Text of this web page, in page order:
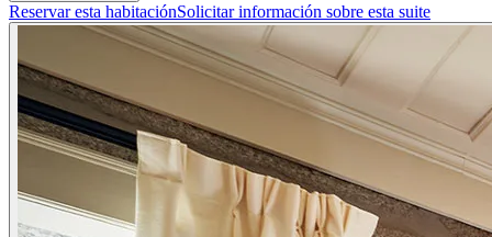
Reservar esta habitaciónSolicitar información sobre esta suite